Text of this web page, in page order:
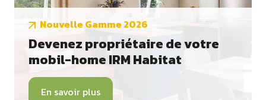
Nouvelle Gamme 2026
Devenez propriétaire de votre
mobil-home IRM Habitat
En savoir plus